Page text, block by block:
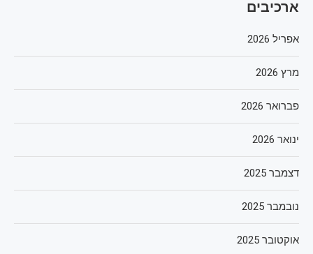
ארכיבים
אפריל 2026
מרץ 2026
פברואר 2026
ינואר 2026
דצמבר 2025
נובמבר 2025
אוקטובר 2025